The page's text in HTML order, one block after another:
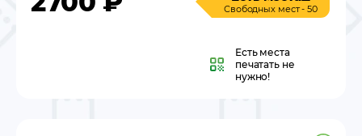
Свободных мест - 50
Есть места
печатать не
нужно!